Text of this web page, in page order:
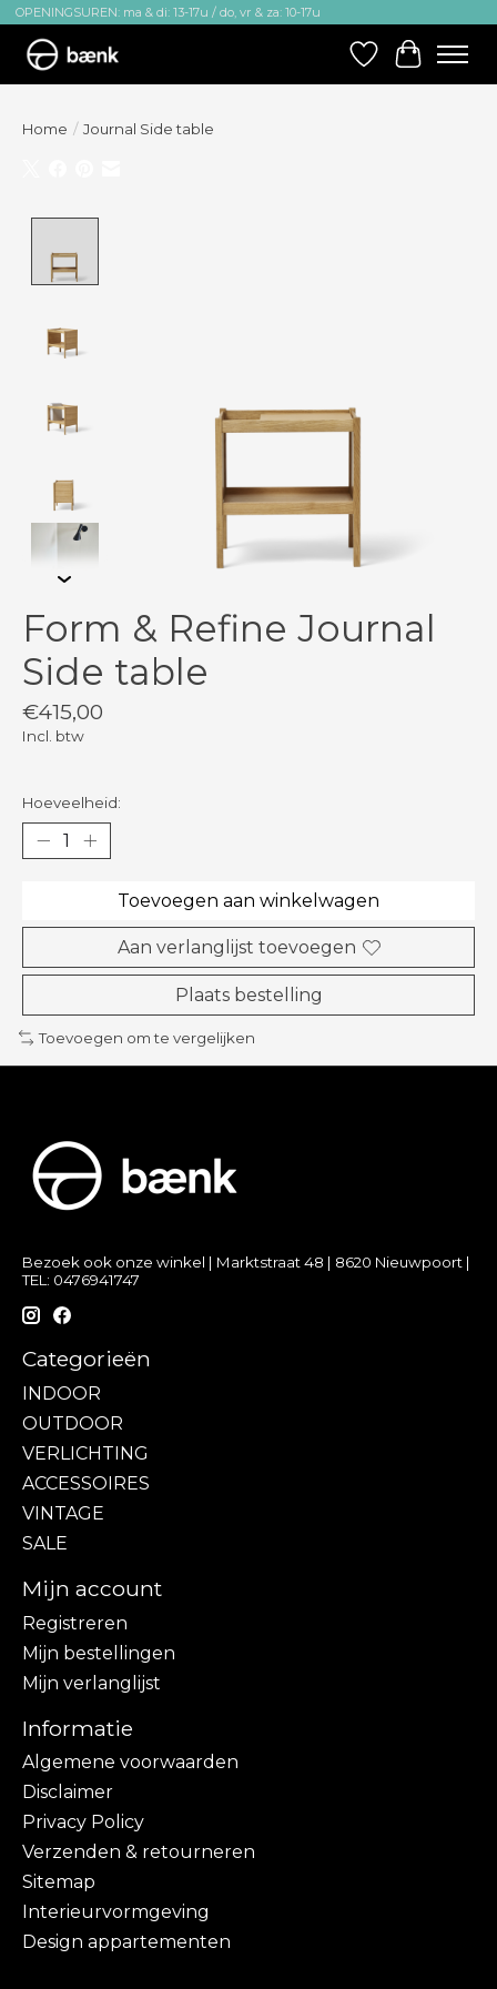
OPENINGSUREN: ma & di: 13-17u / do, vr & za: 10-17u
Verlanglijst
Home / Journal Side table
Form & Refine Journal
Side table
€415,00
Incl. btw
Hoeveelheid:
Toevoegen aan winkelwagen
Aan verlanglijst toevoegen
Plaats bestelling
Toevoegen om te vergelijken
Bezoek ook onze winkel | Marktstraat 48 | 8620 Nieuwpoort |
TEL: 0476941747
Categorieën
INDOOR
OUTDOOR
VERLICHTING
ACCESSOIRES
VINTAGE
SALE
Mijn account
Registreren
Mijn bestellingen
Mijn verlanglijst
Informatie
Algemene voorwaarden
Disclaimer
Privacy Policy
Verzenden & retourneren
Sitemap
Interieurvormgeving
Design appartementen